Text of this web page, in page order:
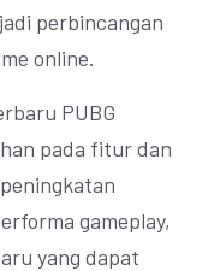
perbincangan
online.
PUBG
pada fitur dan
gameplay,
yang dapat